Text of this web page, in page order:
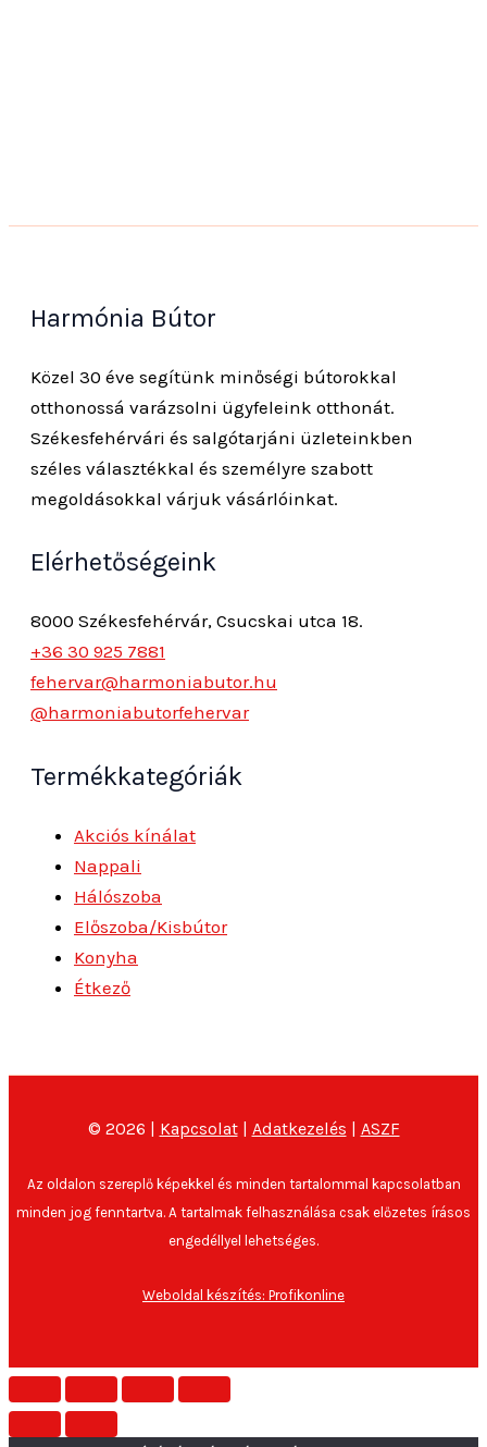
Harmónia Bútor
Közel 30 éve segítünk minőségi bútorokkal
otthonossá varázsolni ügyfeleink otthonát.
Székesfehérvári és salgótarjáni üzleteinkben
széles választékkal és személyre szabott
megoldásokkal várjuk vásárlóinkat.
Elérhetőségeink
8000 Székesfehérvár, Csucskai utca 18.
+36 30 925 7881
fehervar@harmoniabutor.hu
@harmoniabutorfehervar
Termékkategóriák
Akciós kínálat
Nappali
Hálószoba
Előszoba/Kisbútor
Konyha
Étkező
© 2026 | Kapcsolat| Adatkezelés | ASZF
Az oldalon szereplő képekkel és minden tartalommal kapcsolatban
minden jog fenntartva. A tartalmak felhasználása csak előzetes írásos
engedéllyel lehetséges.
Weboldal készítés: Profikonline